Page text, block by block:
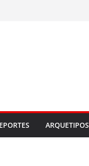
ARQUETIPOS